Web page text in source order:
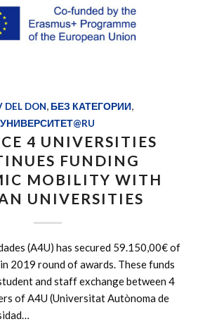
DEL DON, БЕЗ КАТЕГОРИИ,
УНИВЕРСИТЕТ@RU
4 UNIVERSITIES
FUNDING
MOBILITY WITH
UNIVERSITIES
(A4U) has secured 59.150,00€ of
2019 round of awards. These funds
and staff exchange between 4
of A4U (Universitat Autònoma de